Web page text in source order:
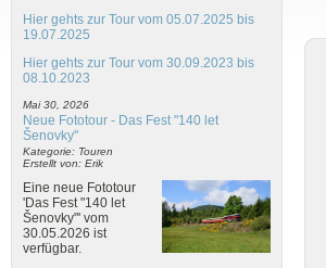
Hier gehts zur Tour vom 05.07.2025 bis
19.07.2025
Hier gehts zur Tour vom 30.09.2023 bis
08.10.2023
Mai 30, 2026
Neue Fototour - Das Fest "140 let
Šenovky"
Kategorie: Touren
Erstellt von: Erik
Eine neue Fototour
'Das Fest "140 let
Šenovky"' vom
30.05.2026 ist
verfügbar.